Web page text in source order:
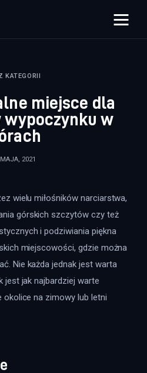
KATEGORII
miejsce dla
wypoczynku w
2021
wielu miłośników narciarstwa,
górskich szczytów czy też
i podziwiania piękna
miejscowości, gdzie można
Nie każda jednak jest warta
jest jak najbardziej warte
okolice na zimowy lub letni